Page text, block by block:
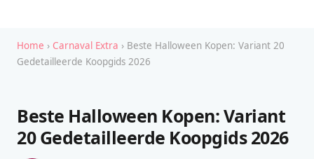
Home › Carnaval Extra › Beste Halloween Kopen: Variant 20
Gedetailleerde Koopgids 2026
Beste Halloween Kopen: Variant
20 Gedetailleerde Koopgids 2026